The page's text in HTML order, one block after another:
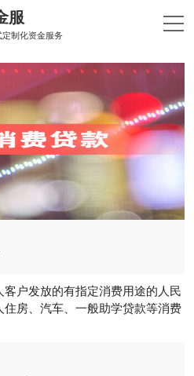
服
制化资金服务
户发放的有指定消费用途的人民
房、汽车、一般助学贷款等消费